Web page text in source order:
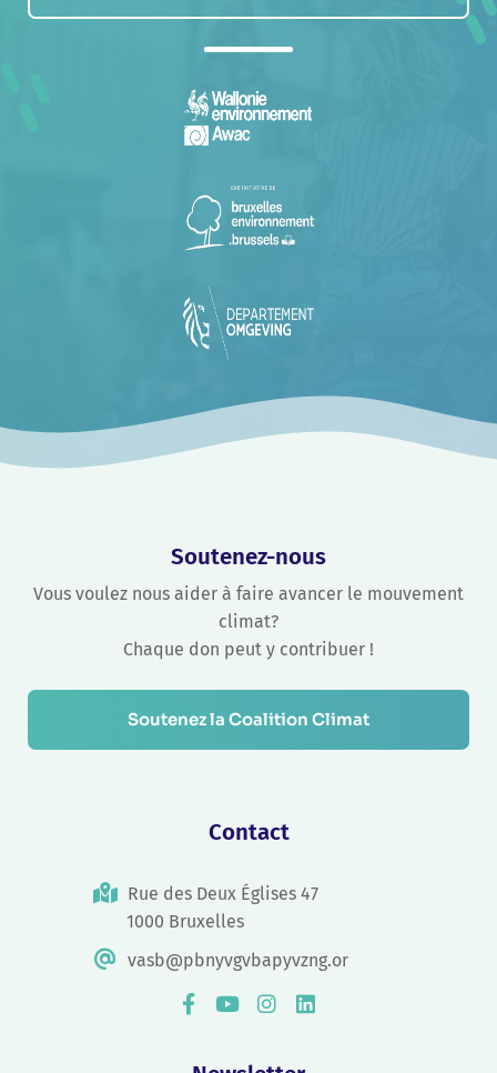
Soutenez-nous
Vous voulez nous aider à faire avancer le mouvement
climat?
Chaque don peut y contribuer !
Soutenez la Coalition Climat
Contact
Rue des Deux Églises 47
1000 Bruxelles
vasb@pbnyvgvbapyvzng.or